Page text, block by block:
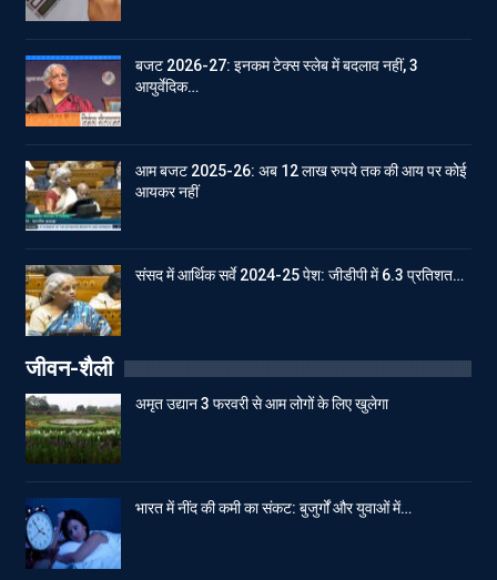
बजट 2026-27: इनकम टेक्स स्लेब में बदलाव नहीं, 3
आयुर्वेदिक…
आम बजट 2025-26: अब 12 लाख रुपये तक की आय पर कोई
आयकर नहीं
संसद में आर्थिक सर्वे 2024-25 पेश: जीडीपी में 6.3 प्रतिशत…
जीवन-शैली
अमृत उद्यान 3 फरवरी से आम लोगों के लिए खुलेगा
भारत में नींद की कमी का संकट: बुजुर्गों और युवाओं में…